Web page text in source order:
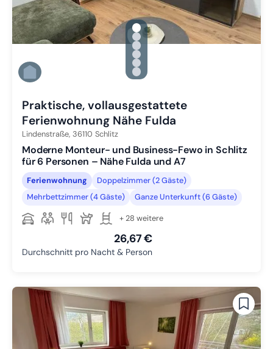
gallery.slide_selector
Zu Slide 1 wechseln
Zu Slide 2 wechseln
Zu Slide 3 wechseln
Zu Slide 4 wechseln
Zu Slide 5 wechseln
Zu Slide 6 wechseln
Praktische, vollausgestattete
Ferienwohnung Nähe Fulda
Lindenstraße, 36110 Schlitz
Moderne Monteur- und Business-Fewo in Schlitz
für 6 Personen – Nähe Fulda und A7
Ferienwohnung
Doppelzimmer (2 Gäste)
Mehrbettzimmer (4 Gäste)
Ganze Unterkunft (6 Gäste)
+ 28 weitere
26,67 €
Durchschnitt pro Nacht & Person